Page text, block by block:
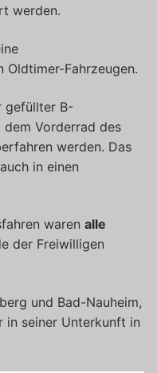
werden.
Oldtimer-Fahrzeugen.
gefüllter B-
dem Vorderrad des
werden. Das
in einen
waren alle
der Freiwilligen
und Bad-Nauheim,
in seiner Unterkunft in